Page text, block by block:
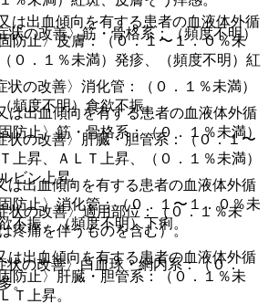
は出血傾向を有する患者の血液体外循
防止〉皮膚：（０．１〜１．０％未
０．１％未満）発疹、（頻度不明）紅
出血傾向を有する患者の血液体外循
防止〉筋・骨格系：（０．１％未満）
出血傾向を有する患者の血液体外循
防止〉消化管：（０．１〜１．０％未
不振、（頻度不明）下痢。
出血傾向を有する患者の血液体外循
防止〉肝臓・胆管系：（０．１％未
Ｔ上昇。
の改善〉筋・骨格系：（頻度不明）
の改善〉消化管：（０．１％未満）
頻度不明）食欲不振。
の改善〉肝臓・胆管系：（０．１〜
上昇、ＡＬＴ上昇、（０．１％未満）
ビン上昇。
の改善〉適用部位：（０．１％未
疼痛を伴うものを含む）。
の改善〉白血球・網内系：（０．
。